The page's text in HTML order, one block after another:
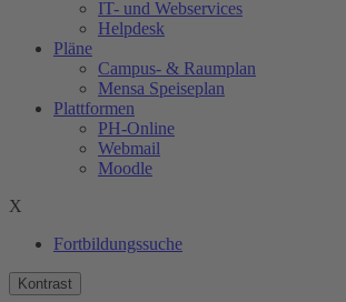
IT- und Webservices
Helpdesk
Pläne
Campus- & Raumplan
Mensa Speiseplan
Plattformen
PH-Online
Webmail
Moodle
X
Fortbildungssuche
Kontrast